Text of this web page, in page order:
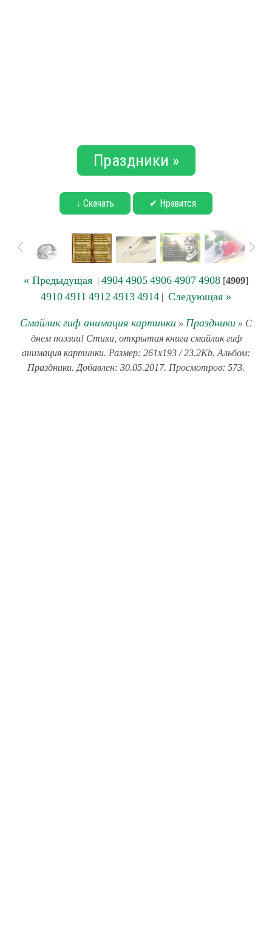
Праздники »
↓ Скачать ✔ Нравится
« Предыдущая | 4904 4905 4906 4907 4908 [4909]
4910 4911 4912 4913 4914 | Следующая »
Смайлик гиф анимация картинки » Праздники » С
днем поэзии! Стихи, открытая книга смайлик гиф
анимация картинки. Размер: 261x193 / 23.2Kb. Альбом:
Праздники. Добавлен: 30.05.2017. Просмотров: 573.